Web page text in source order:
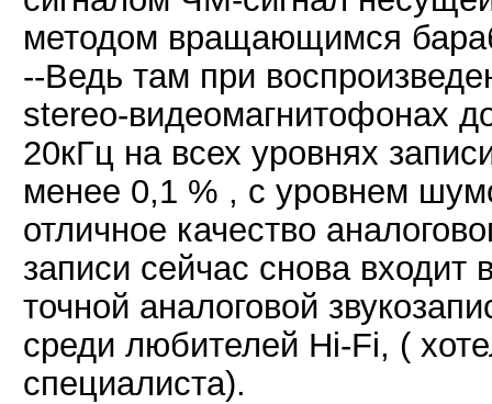
методом вращающимся
--Ведь там при
stereo-видеомагнитофонах
20кГц на всех уровнях
менее 0,1 % , с уровнем
отличное качество
записи сейчас снова входит
точной аналоговой
среди любителей Hi-Fi, (
специалиста).